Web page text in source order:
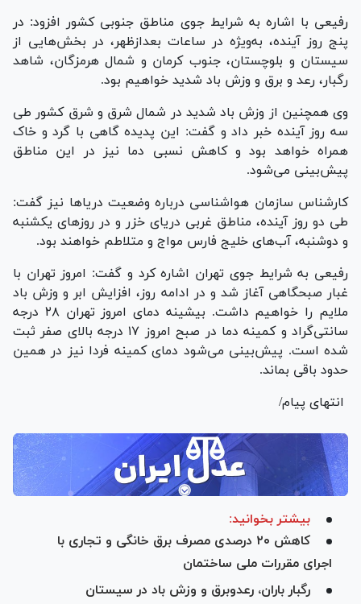
رفیعی با اشاره به شرایط جوی مناطق جنوبی کشور افزود: در
پنج روز آینده، به‌ویژه در ساعات بعدازظهر، در بخش‌هایی از
سیستان و بلوچستان، جنوب کرمان و شمال هرمزگان، شاهد
رگبار، رعد و برق و وزش باد شدید خواهیم بود.
وی همچنین از وزش باد شدید در شمال شرق و شرق کشور طی
سه روز آینده خبر داد و گفت: این پدیده گاهی با گرد و خاک
همراه خواهد بود و کاهش نسبی دما نیز در این مناطق
پیش‌بینی می‌شود.
کارشناس سازمان هواشناسی درباره وضعیت دریا‌ها نیز گفت:
طی دو روز آینده، مناطق غربی دریای خزر و در روز‌های یکشنبه
و دوشنبه، آب‌های خلیج فارس مواج و متلاطم خواهند بود.
رفیعی به شرایط جوی تهران اشاره کرد و گفت: امروز تهران با
غبار صبحگاهی آغاز شد و در ادامه روز، افزایش ابر و وزش باد
ملایم را خواهیم داشت. بیشینه دمای امروز تهران ۲۸ درجه
سانتی‌گراد و کمینه دما در صبح امروز ۱۷ درجه بالای صفر ثبت
شده است. پیش‌بینی می‌شود دمای کمینه فردا نیز در همین
حدود باقی بماند.
انتهای پیام/
بیشتر بخوانید:
کاهش ۲۰ درصدی مصرف برق خانگی و تجاری با
اجرای مقررات ملی ساختمان
رگبار باران، رعدوبرق و وزش باد در سیستان